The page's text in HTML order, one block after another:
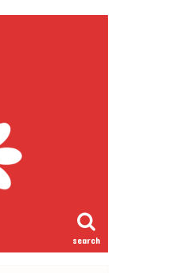
search